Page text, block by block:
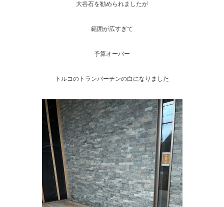
大谷石を勧められましたが
範囲が広すぎて
予算オーバー
トルコのトランバーチンの白になりました